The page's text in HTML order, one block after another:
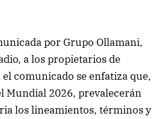
por Grupo Ollamani,
a los propietarios de
el comunicado se enfatiza que,
Mundial 2026, prevalecerán
los lineamientos, términos y